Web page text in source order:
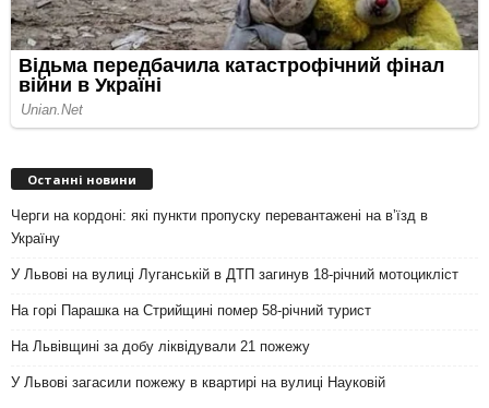
Останні новини
Черги на кордоні: які пункти пропуску перевантажені на вʼїзд в
Україну
У Львові на вулиці Луганській в ДТП загинув 18-річний мотоцикліст
На горі Парашка на Стрийщині помер 58-річний турист
На Львівщині за добу ліквідували 21 пожежу
У Львові загасили пожежу в квартирі на вулиці Науковій